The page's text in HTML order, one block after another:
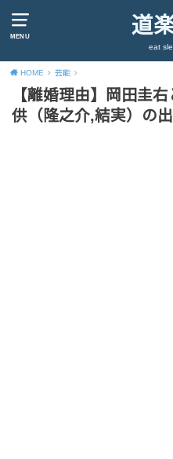
MENU 道
eat
HOME 芸能
【離婚理由】岡田圭
供（隆之介,結実）の